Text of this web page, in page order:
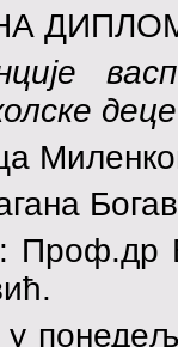
деце
у